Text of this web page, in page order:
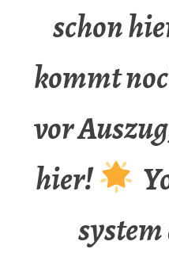
schon
kommt
vor
hier!